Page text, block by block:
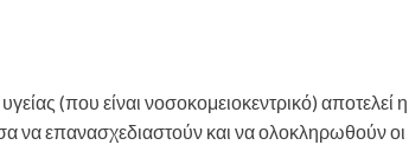
(που είναι νοσοκομειοκεντρικό) αποτελεί η
να επανασχεδιαστούν και να ολοκληρωθούν οι